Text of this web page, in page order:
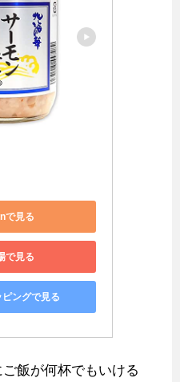
で見る
で見る
ングで見る
飯が何杯でもいける